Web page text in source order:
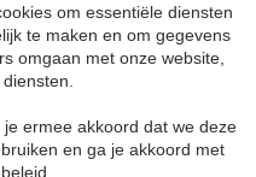
policy
om essentiële diensten
te maken en om gegevens
omgaan met onze website,
je ermee akkoord dat we deze
en ga je akkoord met